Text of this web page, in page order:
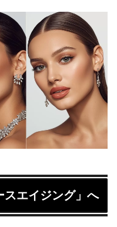
エイジング」へ